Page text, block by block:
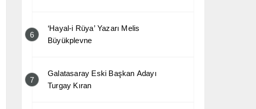
6
‘Hayal-i Rüya’ Yazarı Melis
Büyükplevne
7
Galatasaray Eski Başkan Adayı
Turgay Kıran